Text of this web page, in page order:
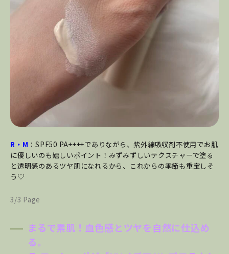
R・M ：SPF50 PA++++でありながら、紫外線吸収剤不使用でお肌
に優しいのも嬉しいポイント！みずみずしいテクスチャーで塗る
と透明感のあるツヤ肌になれるから、これからの季節も重宝しそ
う♡
3/3 Page
まるで素肌！血色感とツヤを自然に仕込め
る。